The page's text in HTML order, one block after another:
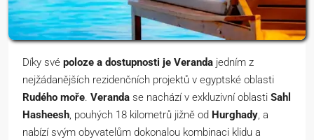
Díky své poloze a dostupnosti je Veranda jedním z
nejžádanějších rezidenčních projektů v egyptské oblasti
Rudého moře. Veranda se nachází v exkluzivní oblasti Sahl
Hasheesh, pouhých 18 kilometrů jižně od Hurghady, a
nabízí svým obyvatelům dokonalou kombinaci klidu a